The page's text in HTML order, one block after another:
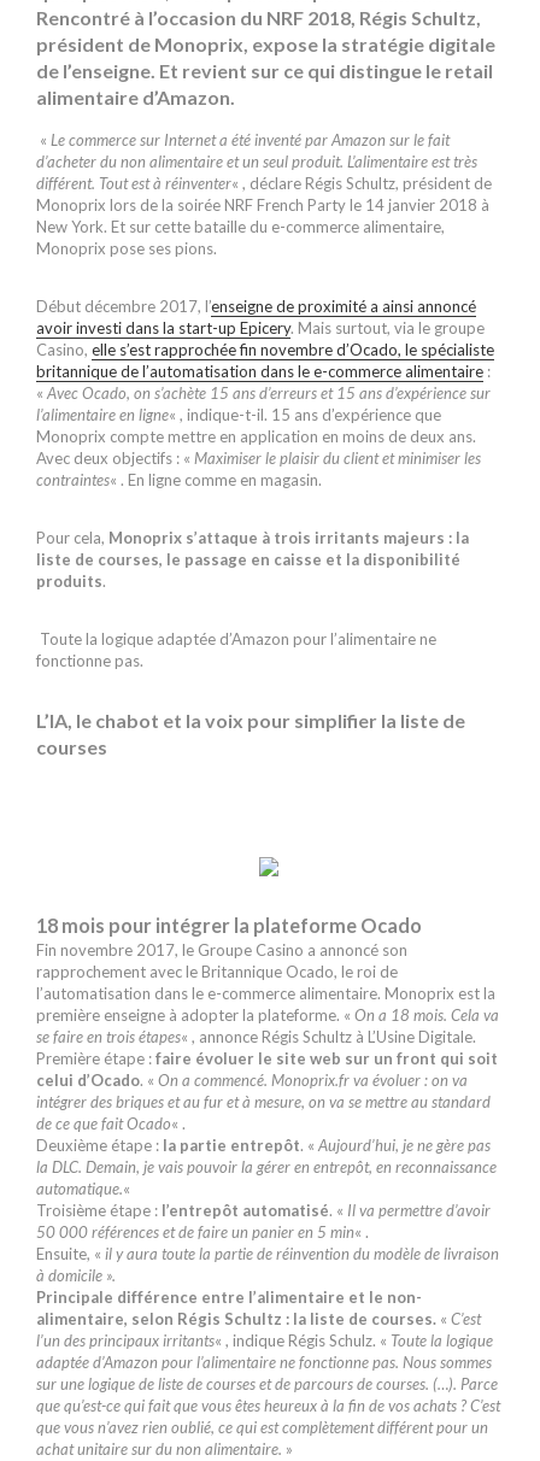
Rencontré à l’occasion du NRF 2018, Régis Schultz,
président de Monoprix, expose la stratégie digitale
de l’enseigne. Et revient sur ce qui distingue le retail
alimentaire d’Amazon.
« Le commerce sur Internet a été inventé par Amazon sur le fait
d’acheter du non alimentaire et un seul produit. L’alimentaire est très
différent. Tout est à réinventer« , déclare Régis Schultz, président de
Monoprix lors de la soirée NRF French Party le 14 janvier 2018 à
New York. Et sur cette bataille du e-commerce alimentaire,
Monoprix pose ses pions.
Début décembre 2017, l’enseigne de proximité a ainsi annoncé
avoir investi dans la start-up Epicery. Mais surtout, via le groupe
Casino, elle s’est rapprochée fin novembre d’Ocado, le spécialiste
britannique de l’automatisation dans le e-commerce alimentaire :
« Avec Ocado, on s’achète 15 ans d’erreurs et 15 ans d’expérience sur
l’alimentaire en ligne« , indique-t-il. 15 ans d’expérience que
Monoprix compte mettre en application en moins de deux ans.
Avec deux objectifs : « Maximiser le plaisir du client et minimiser les
contraintes« . En ligne comme en magasin.
Pour cela, Monoprix s’attaque à trois irritants majeurs : la
liste de courses, le passage en caisse et la disponibilité
produits.
Toute la logique adaptée d’Amazon pour l’alimentaire ne
fonctionne pas.
L’IA, le chabot et la voix pour simplifier la liste de
courses
18 mois pour intégrer la plateforme Ocado
Fin novembre 2017, le Groupe Casino a annoncé son
rapprochement avec le Britannique Ocado, le roi de
l’automatisation dans le e-commerce alimentaire. Monoprix est la
première enseigne à adopter la plateforme. « On a 18 mois. Cela va
se faire en trois étapes« , annonce Régis Schultz à L’Usine Digitale.
Première étape :faire évoluer le site web sur un front qui soit
celui d’Ocado. « On a commencé. Monoprix.fr va évoluer : on va
intégrer des briques et au fur et à mesure, on va se mettre au standard
de ce que fait Ocado« .
Deuxième étape : la partie entrepôt. « Aujourd’hui, je ne gère pas
la DLC. Demain, je vais pouvoir la gérer en entrepôt, en reconnaissance
automatique.«
Troisième étape : l’entrepôt automatisé. « Il va permettre d’avoir
50 000 références et de faire un panier en 5 min« .
Ensuite, « il y aura toute la partie de réinvention du modèle de livraison
à domicile ».
Principale différence entre l’alimentaire et le non-
alimentaire, selon Régis Schultz : la liste de courses. « C’est
l’un des principaux irritants« , indique Régis Schulz. « Toute la logique
adaptée d’Amazon pour l’alimentaire ne fonctionne pas. Nous sommes
sur une logique de liste de courses et de parcours de courses. (…). Parce
que qu’est-ce qui fait que vous êtes heureux à la fin de vos achats ? C’est
que vous n’avez rien oublié, ce qui est complètement différent pour un
achat unitaire sur du non alimentaire. »